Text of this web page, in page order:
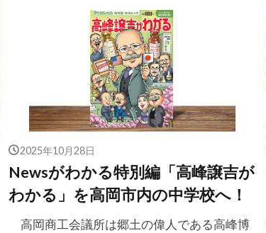
2025年10月28日
Newsがわかる特別編「高峰譲吉が
わかる」を高岡市内の中学校へ！
高岡商工会議所は郷土の偉人である高峰博